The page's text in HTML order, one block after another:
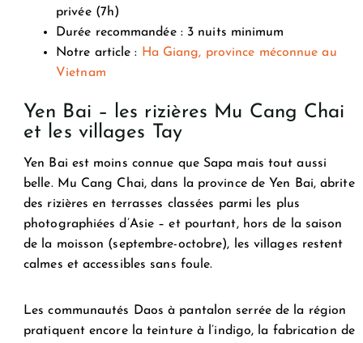
privée (7h)
Durée recommandée : 3 nuits minimum
Notre article : Ha Giang, province méconnue au
Vietnam
Yen Bai – les rizières Mu Cang Chai
et les villages Tay
Yen Bai est moins connue que Sapa mais tout aussi
belle. Mu Cang Chai, dans la province de Yen Bai, abrite
des rizières en terrasses classées parmi les plus
photographiées d’Asie – et pourtant, hors de la saison
de la moisson (septembre-octobre), les villages restent
calmes et accessibles sans foule.
Les communautés Daos à pantalon serrée de la région
pratiquent encore la teinture à l’indigo, la fabrication de